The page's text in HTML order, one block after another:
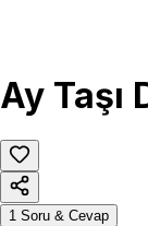
Ay Taşı
1 Soru & Cevap